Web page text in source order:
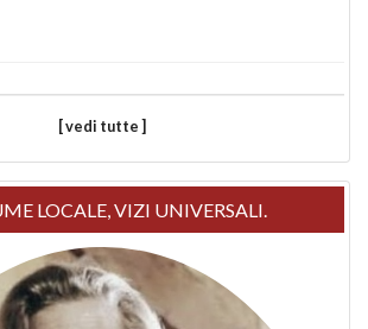
[ vedi tutte ]
LOCALE, VIZI UNIVERSALI.